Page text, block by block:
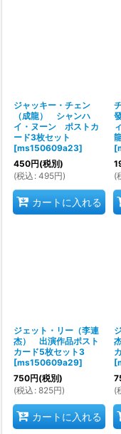
ジャッキー・チェン
（成龍） シャンハ
イ・ヌーン ポストカ
ード3枚セット
[ms150609a23]
450円(税別)
(税込 : 495円)
カートに入れる
[
(
ジェット・リー（李連
杰） 出演作品ポスト
カード5枚セット3
[ms150609a29]
750円(税別)
(税込 : 825円)
カートに入れる
[
(